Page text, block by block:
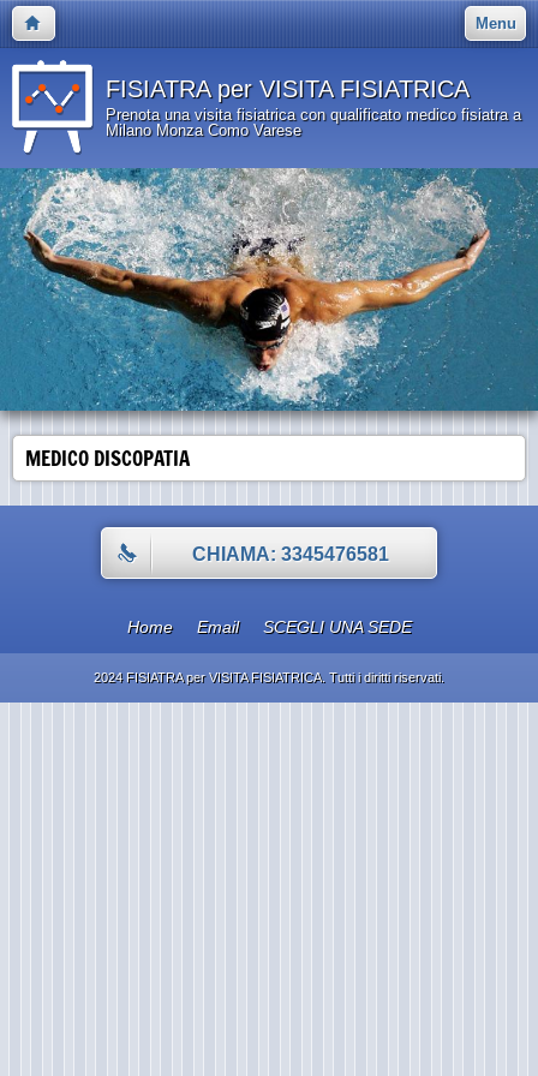
Menu
FISIATRA per VISITA FISIATRICA
Prenota una visita fisiatrica con qualificato medico fisiatra a
Milano Monza Como Varese
MEDICO DISCOPATIA
CHIAMA: 3345476581
Home Email SCEGLI UNA SEDE
2024 FISIATRA per VISITA FISIATRICA. Tutti i diritti riservati.